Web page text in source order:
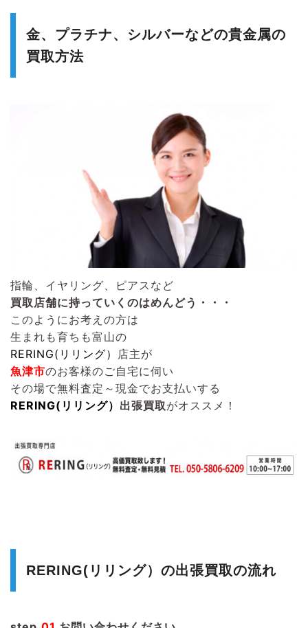
金、プラチナ、シルバーなどの貴金属の
買取方法
指輪、イヤリング、ピアスなど
買取店舗に持っていくのはめんどう・・・
このようにお考えの方は
生まれも育ちも富山の
RERING(リリング） 店主が
魚津市のお客様のご自宅に伺い
その場で無料査定～現金でお支払いする
RERING(リリング） 出張買取がオススメ！
RERING(リリング）の出張買取の流れ